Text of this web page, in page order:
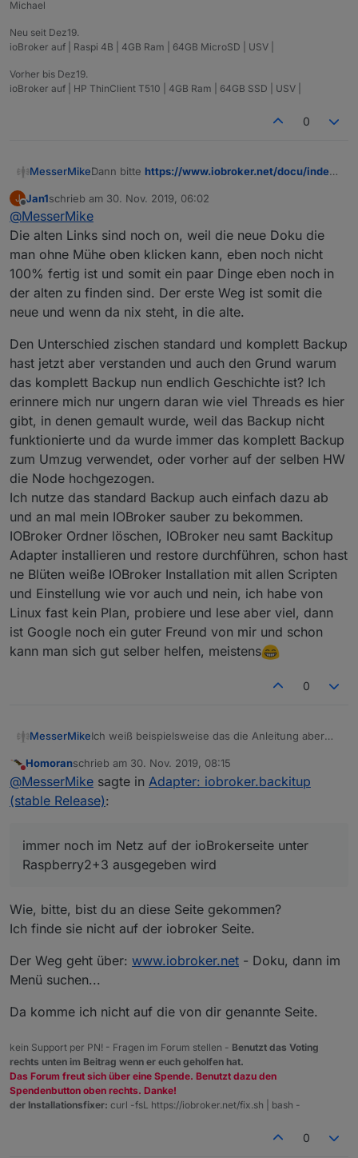
Michael
Neu seit Dez19.
ioBroker auf | Raspi 4B | 4GB Ram | 64GB MicroSD | USV |
Vorher bis Dez19.
ioBroker auf | HP ThinClient T510 | 4GB Ram | 64GB SSD | USV |
0
MesserMikeDann bitte https://www.iobroker.net/docu/index-
nehmen... verwirrt wenn es eben verschiedene
anleitungen gibt ohne Datumsangabe ;) Es steht
zwar ganz unten 26.1.19 aber ich kann ja ned
wissen das dies die alte Platform ist und es
andere versionen gibt...
langsam brauch i glaub ich
J
Offline
Jan1schrieb am 30. Nov. 2019, 06:02
zuletzt editiert von
@MesserMike
Die alten Links sind noch on, weil die neue Doku die
man ohne Mühe oben klicken kann, eben noch nicht
100% fertig ist und somit ein paar Dinge eben noch in
der alten zu finden sind. Der erste Weg ist somit die
neue und wenn da nix steht, in die alte.
Den Unterschied zischen standard und komplett Backup
hast jetzt aber verstanden und auch den Grund warum
das komplett Backup nun endlich Geschichte ist? Ich
erinnere mich nur ungern daran wie viel Threads es hier
gibt, in denen gemault wurde, weil das Backup nicht
funktionierte und da wurde immer das komplett Backup
zum Umzug verwendet, oder vorher auf der selben HW
die Node hochgezogen.
Ich nutze das standard Backup auch einfach dazu ab
und an mal mein IOBroker sauber zu bekommen.
IOBroker Ordner löschen, IOBroker neu samt Backitup
Adapter installieren und restore durchführen, schon hast
ne Blüten weiße IOBroker Installation mit allen Scripten
und Einstellung wie vor auch und nein, ich habe von
Linux fast kein Plan, probiere und lese aber viel, dann
ist Google noch ein guter Freund von mir und schon
kann man sich gut selber helfen, meistens
0
MesserMikeIch weiß beispielsweise das die Anleitung aber
Raspberry2+3 ausgegeben wird... ;)
Siehst du? Und der Normaluser kann nicht
differenzieren und nimmt an, wenn diese Info in
diesem Bereich für sein Produkt angegeben ist,
ich schaus mir gleich an...
Danke für die Info
Nicht stören
Homoranschrieb am 30. Nov. 2019, 08:15
zuletzt editiert von
@MesserMike sagte in Adapter: iobroker.backitup
(stable Release):
immer noch im Netz auf der ioBrokerseite unter
Raspberry2+3 ausgegeben wird
Wie, bitte, bist du an diese Seite gekommen?
Ich finde sie nicht auf der iobroker Seite.
Der Weg geht über: www.iobroker.net - Doku, dann im
Menü suchen...
Da komme ich nicht auf die von dir genannte Seite.
kein Support per PN! - Fragen im Forum stellen - Benutzt das Voting
rechts unten im Beitrag wenn er euch geholfen hat.
Das Forum freut sich über eine Spende. Benutzt dazu den
Spendenbutton oben rechts. Danke!
der Installationsfixer: curl -fsL https://iobroker.net/fix.sh | bash -
0